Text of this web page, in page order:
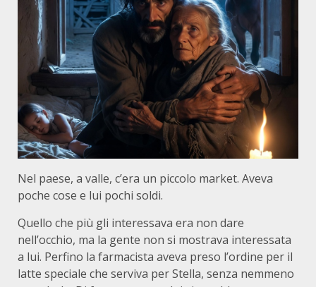
Nel paese, a valle, c’era un piccolo market. Aveva
poche cose e lui pochi soldi.
Quello che più gli interessava era non dare
nell’occhio, ma la gente non si mostrava interessata
a lui. Perfino la farmacista aveva preso l’ordine per il
latte speciale che serviva per Stella, senza nemmeno